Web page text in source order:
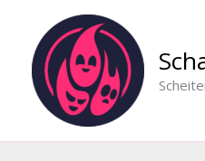
springen